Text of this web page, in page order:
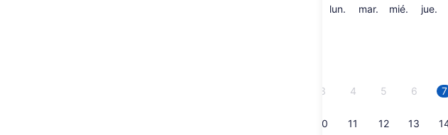
son
lun. lunesmar. martes
mié. jue.
3 4 5 6 7
10 11 12 13